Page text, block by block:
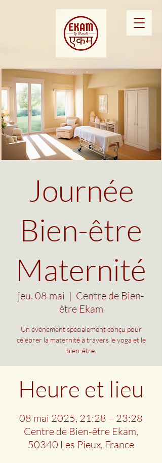
Journée
Bien-être
Maternité
jeu. 08 mai
  |
Centre de Bien-
être Ekam
Un événement spécialement conçu pour
célébrer la maternité à travers le yoga et le
bien-être.
Heure et lieu
08 mai 2025, 21:28 – 23:28
Centre de Bien-être Ekam,
50340 Les Pieux, France